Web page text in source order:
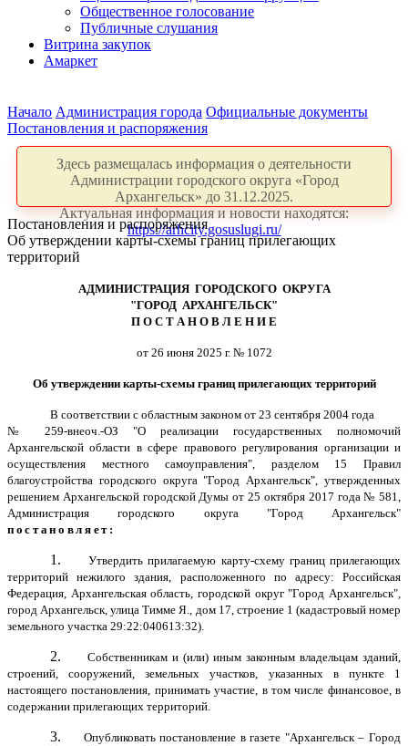
Общественное голосование
Публичные слушания
Витрина закупок
Амаркет
Начало Администрация города Официальные документы
Постановления и распоряжения
Здесь размещалась информация о деятельности
Администрации городского округа «Город
Архангельск» до 31.12.2025.
Актуальная информация и новости находятся:
https://arhcity.gosuslugi.ru/
Постановления и распоряжения
Об утверждении карты-схемы границ прилегающих
территорий
АДМИНИСТРАЦИЯ ГОРОДСКОГО ОКРУГА
"ГОРОД АРХАНГЕЛЬСК"
П О С Т А Н О В Л Е Н И Е
от 26 июня 2025 г. № 1072
Об утверждении карты-схемы границ прилегающих территорий
В соответствии с областным законом от 23 сентября 2004 года
№ 259-внеоч.-ОЗ "О реализации государственных полномочий
Архангельской области в сфере правового регулирования организации и
осуществления местного самоуправления", разделом 15 Правил
благоустройства городского округа "Город Архангельск", утвержденных
решением Архангельской городской Думы от 25 октября 2017 года № 581,
Администрация городского округа "Город Архангельск"
постановляет:
1.
Утвердить прилагаемую карту-схему границ прилегающих
территорий нежилого здания, расположенного по адресу: Российская
Федерация, Архангельская область, городской округ "Город Архангельск",
город Архангельск, улица Тимме Я., дом 17, строение 1 (кадастровый номер
земельного участка 29:22:040613:32).
2.
Собственникам и (или) иным законным владельцам зданий,
строений, сооружений, земельных участков, указанных в пункте 1
настоящего постановления, принимать участие, в том числе финансовое, в
содержании прилегающих территорий.
3.
Опубликовать постановление в газете "Архангельск – Город